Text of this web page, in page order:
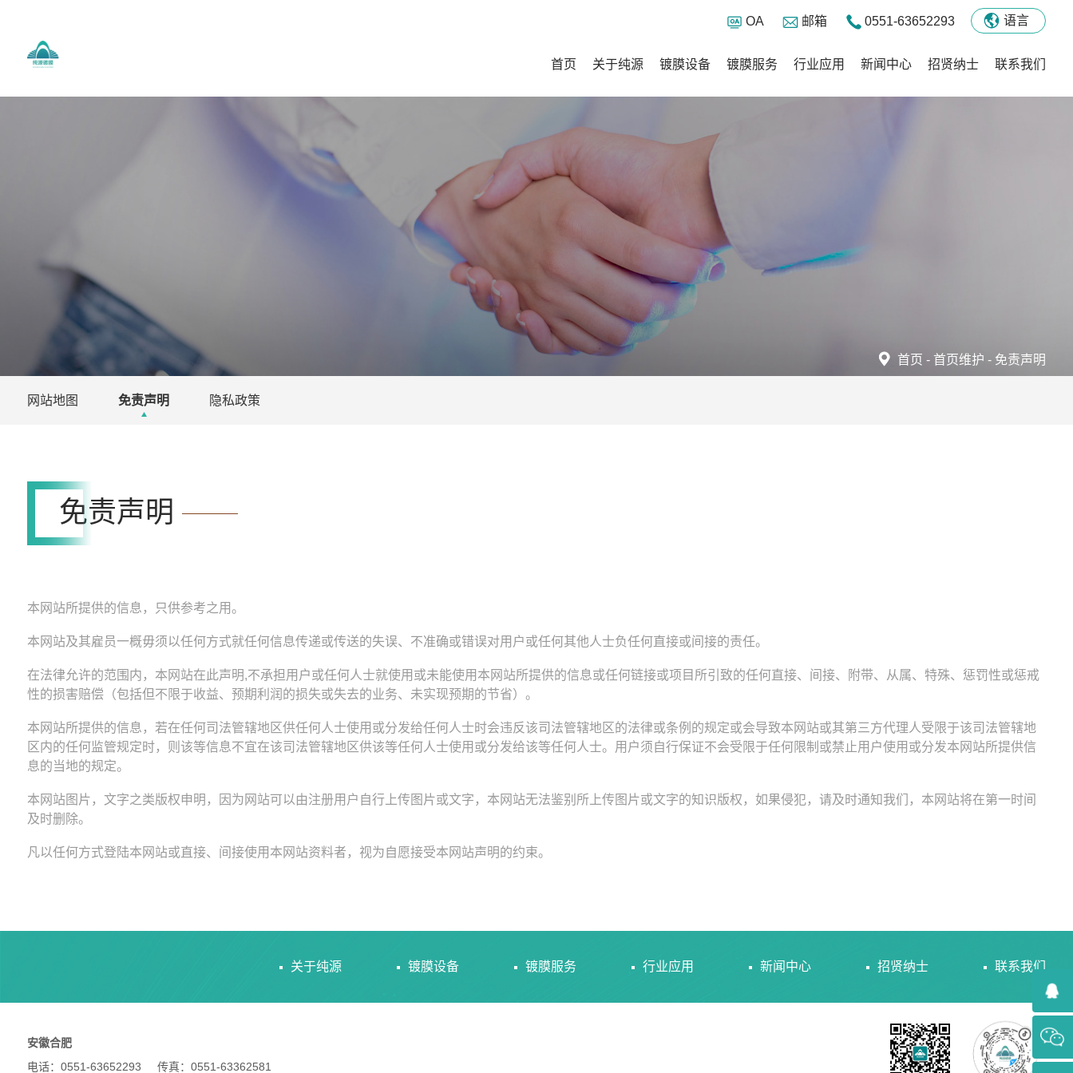
语言
OA 邮箱 0551-63652293
首页 关于纯源 镀膜设备 镀膜服务 行业应用 新闻中心 招贤纳士 联系我们
首页 - 首页维护 - 免责声明
网站地图 免责声明 隐私政策
免责声明
本网站所提供的信息，只供参考之用。
本网站及其雇员一概毋须以任何方式就任何信息传递或传送的失误、不准确或错误对用户或任何其他人士负任何直接或间接的责任。
在法律允许的范围内，本网站在此声明,不承担用户或任何人士就使用或未能使用本网站所提供的信息或任何链接或项目所引致的任何直接、间接、附带、从属、特殊、惩罚性或惩戒
性的损害赔偿（包括但不限于收益、预期利润的损失或失去的业务、未实现预期的节省）。
本网站所提供的信息，若在任何司法管辖地区供任何人士使用或分发给任何人士时会违反该司法管辖地区的法律或条例的规定或会导致本网站或其第三方代理人受限于该司法管辖地
区内的任何监管规定时，则该等信息不宜在该司法管辖地区供该等任何人士使用或分发给该等任何人士。用户须自行保证不会受限于任何限制或禁止用户使用或分发本网站所提供信
息的当地的规定。
本网站图片，文字之类版权申明，因为网站可以由注册用户自行上传图片或文字，本网站无法鉴别所上传图片或文字的知识版权，如果侵犯，请及时通知我们，本网站将在第一时间
及时删除。
凡以任何方式登陆本网站或直接、间接使用本网站资料者，视为自愿接受本网站声明的约束。
关于纯源 镀膜设备 镀膜服务 行业应用 新闻中心 招贤纳士 联系我们
安徽合肥
电话：0551-63652293 传真：0551-63362581